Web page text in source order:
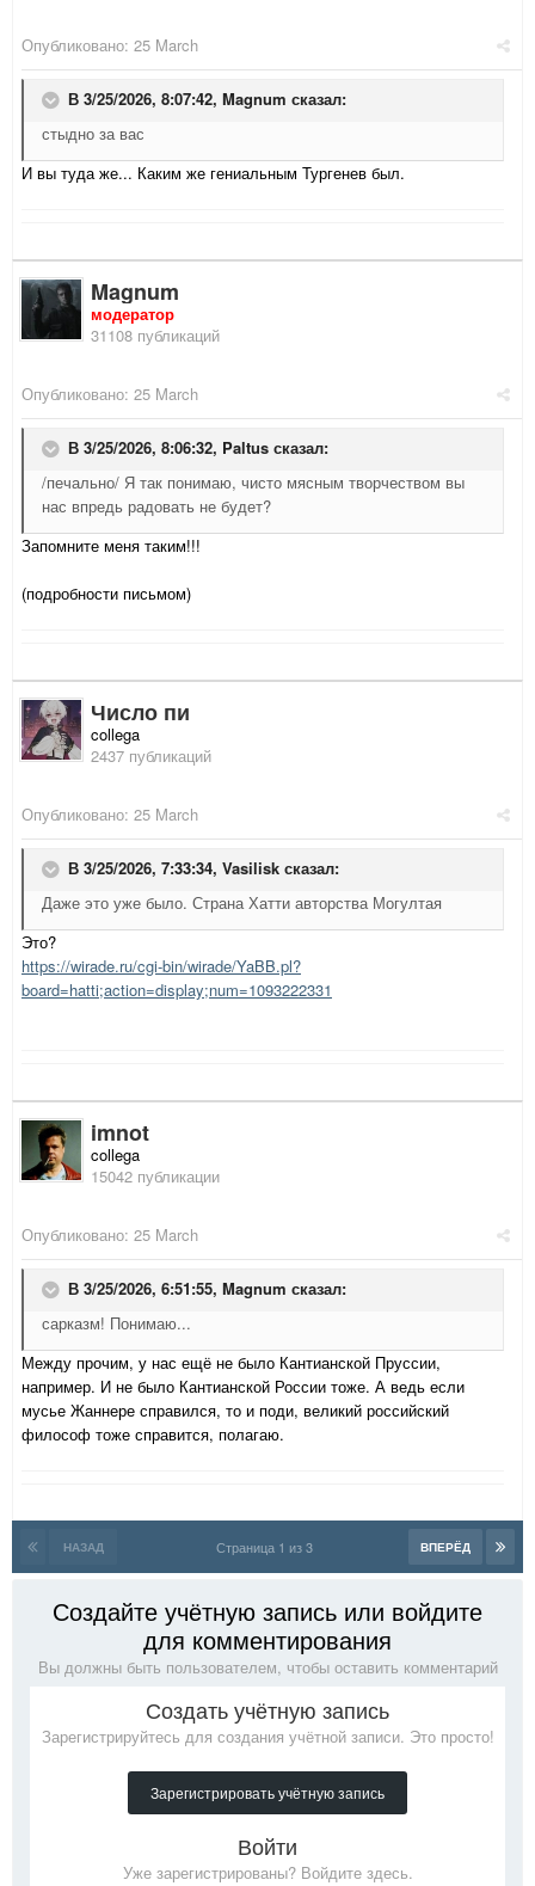
Опубликовано: 25 March
В 3/25/2026, 8:07:42, Magnum сказал:
стыдно за вас
И вы туда же... Каким же гениальным Тургенев был.
Magnum
модератор
31108 публикаций
Опубликовано: 25 March
В 3/25/2026, 8:06:32, Paltus сказал:
/печально/ Я так понимаю, чисто мясным творчеством вы
нас впредь радовать не будет?
Запомните меня таким!!!
(подробности письмом)
Число пи
collega
2437 публикаций
Опубликовано: 25 March
В 3/25/2026, 7:33:34, Vasilisk сказал:
Даже это уже было. Страна Хатти авторства Могултая
Это?
https://wirade.ru/cgi-bin/wirade/YaBB.pl?
board=hatti;action=display;num=1093222331
imnot
collega
15042 публикации
Опубликовано: 25 March
В 3/25/2026, 6:51:55, Magnum сказал:
сарказм! Понимаю...
Между прочим, у нас ещё не было Кантианской Пруссии,
например. И не было Кантианской России тоже. А ведь если
мусье Жаннере справился, то и поди, великий российский
философ тоже справится, полагаю.
НАЗАД ВПЕРЁД
Страница 1 из 3
Создайте учётную запись или войдите
для комментирования
Вы должны быть пользователем, чтобы оставить комментарий
Создать учётную запись
Зарегистрируйтесь для создания учётной записи. Это просто!
Зарегистрировать учётную запись
Войти
Уже зарегистрированы? Войдите здесь.